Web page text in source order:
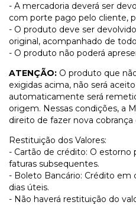
- A mercadoria deverá ser
com porte pago pelo cliente,
- O produto deve ser
original, acompanhado de
- O produto não poderá
ATENÇÃO: O produto que
exigidas acima, não será
automaticamente será
origem. Nessas condições, a
direito de fazer nova cobrança
Restituição dos Valores:
- Cartão de crédito: O estorno
faturas subsequentes.
- Boleto Bancário: Crédito
dias úteis.
- Não haverá restituição do